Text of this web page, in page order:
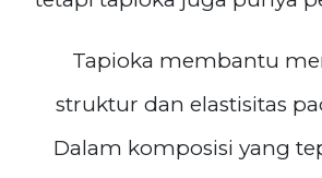
Tapioka membantu
struktur dan elastisitas
Dalam komposisi yang